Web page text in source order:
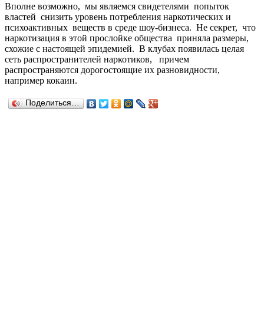
Вполне возможно, мы являемся свидетелями попыток
властей снизить уровень потребления наркотических и
психоактивных веществ в среде шоу-бизнеса. Не секрет, что
наркотизация в этой прослойке общества приняла размеры,
схожие с настоящей эпидемией. В клубах появилась целая
сеть распространителей наркотиков, причем
распространяются дорогостоящие их разновидности,
например кокаин.
Поделиться…